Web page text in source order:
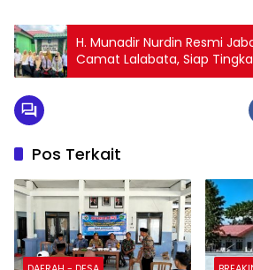
H. Munadir Nurdin Resmi
Camat Lalabata, Siap
Publik
Pos Terkait